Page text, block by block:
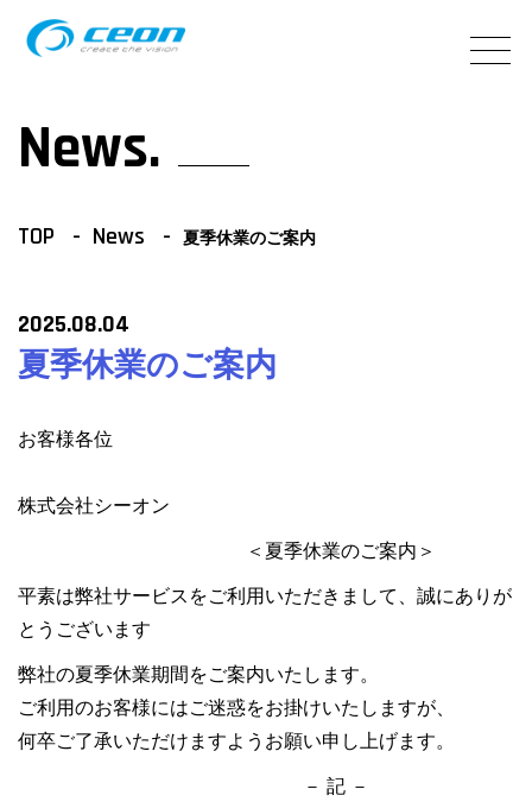
News.
TOP News 夏季休業のご案内
2025.08.04
夏季休業のご案内
お客様各位
株式会社シーオン
＜夏季休業のご案内＞
平素は弊社サービスをご利用いただきまして、誠にありが
とうございます
弊社の夏季休業期間をご案内いたします。
ご利用のお客様にはご迷惑をお掛けいたしますが、
何卒ご了承いただけますようお願い申し上げます。
－ 記 －